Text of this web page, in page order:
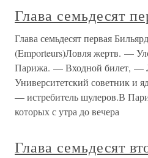
Глава семьдесят
Глава семьдесят первая
(Emporteurs)Ловля жертв. —
Парижа. — Входной билет,
Университетский советник и
— истребитель шулеров.В
которых с утра до вечера
Глава семьдесят